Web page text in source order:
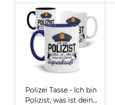
Weiblich - mit Name
& Zahl
Polizei Tasse - Ich bin
Polizist, was ist deine